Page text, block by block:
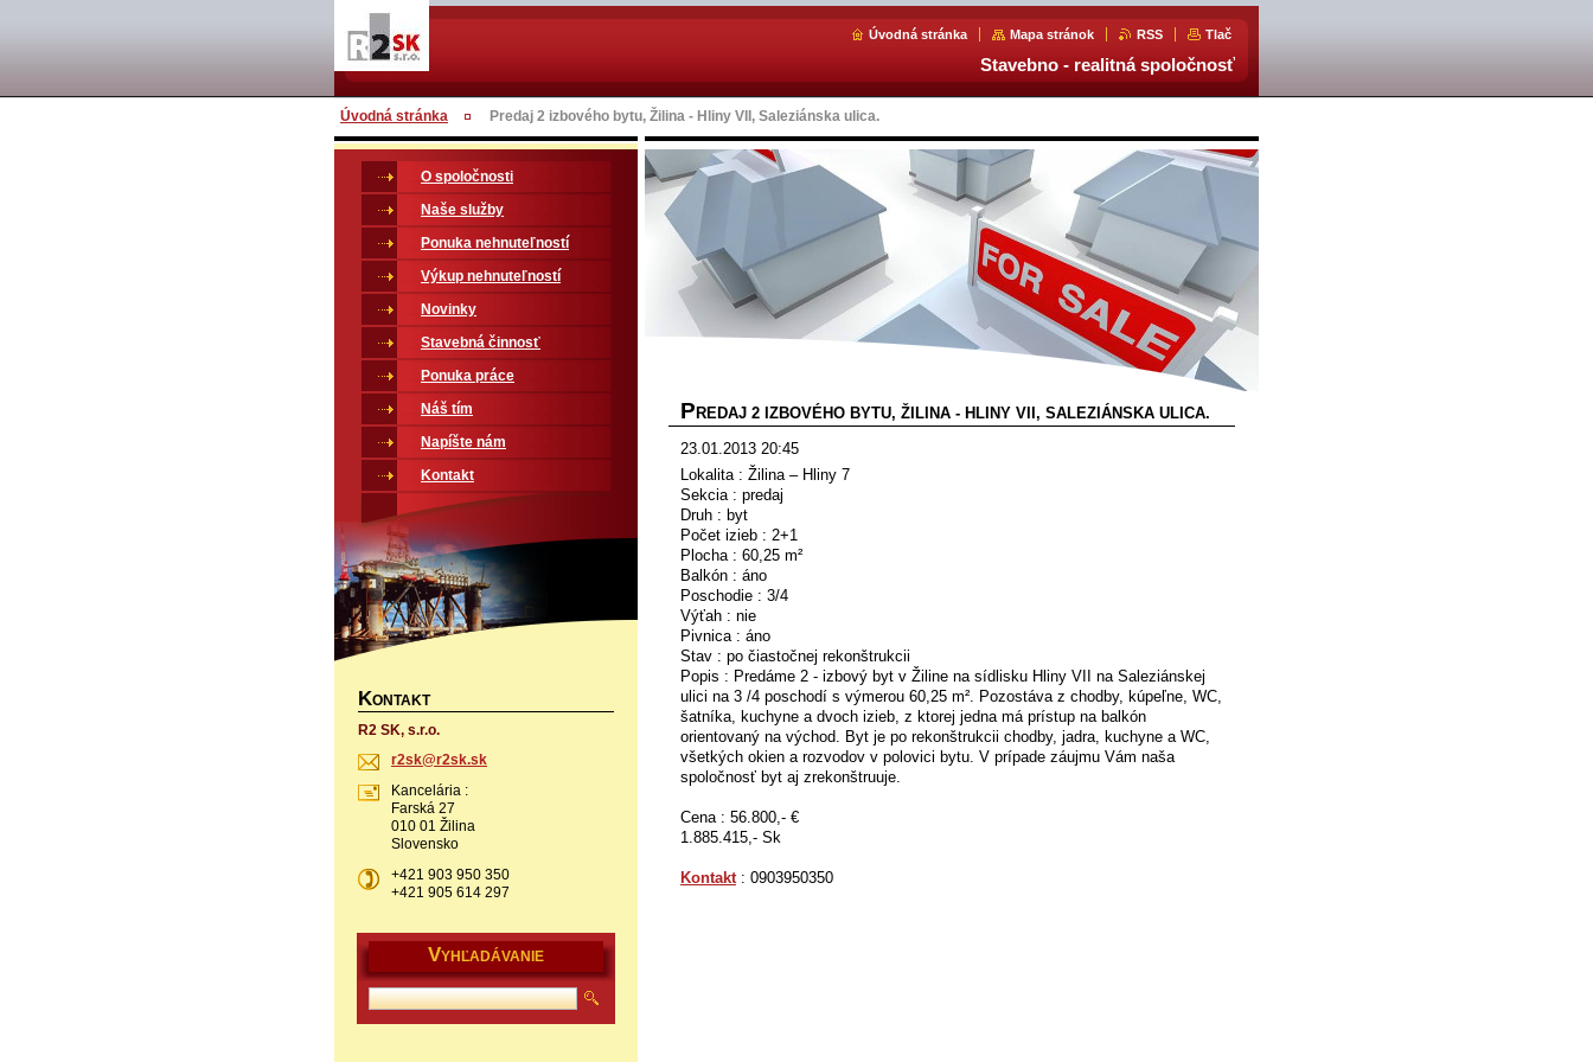
Úvodná stránka Mapa stránok RSS Tlač
Stavebno - realitná spoločnosť
Úvodná stránka Predaj 2 izbového bytu, Žilina - Hliny VII, Saleziánska ulica.
P REDAJ 2 IZBOVÉHO BYTU, ŽILINA - HLINY VII, SALEZIÁNSKA ULICA.
23.01.2013 20:45
Lokalita : Žilina – Hliny 7
Sekcia : predaj
Druh : byt
Počet izieb : 2+1
Plocha : 60,25 m²
Balkón : áno
Poschodie : 3/4
Výťah : nie
Pivnica : áno
Stav : po čiastočnej rekonštrukcii
Popis : Predáme 2 - izbový byt v Žiline na sídlisku Hliny VII na Saleziánskej
ulici na 3 /4 poschodí s výmerou 60,25 m². Pozostáva z chodby, kúpeľne, WC,
šatníka, kuchyne a dvoch izieb, z ktorej jedna má prístup na balkón
orientovaný na východ. Byt je po rekonštrukcii chodby, jadra, kuchyne a WC,
všetkých okien a rozvodov v polovici bytu. V prípade záujmu Vám naša
spoločnosť byt aj zrekonštruuje.
Cena : 56.800,- €
1.885.415,- Sk
Kontakt: 0903950350
O spoločnosti
Naše služby
Ponuka nehnuteľností
Výkup nehnuteľností
Novinky
Stavebná činnosť
Ponuka práce
Náš tím
Napíšte nám
Kontakt
KONTAKT
R2 SK, s.r.o.
r2sk@r2s k.sk
Kancelária :
Farská 27
010 01 Žilina
Slovensko
+421 903 950 350
+421 905 614 297
VYHĽADÁVANIE